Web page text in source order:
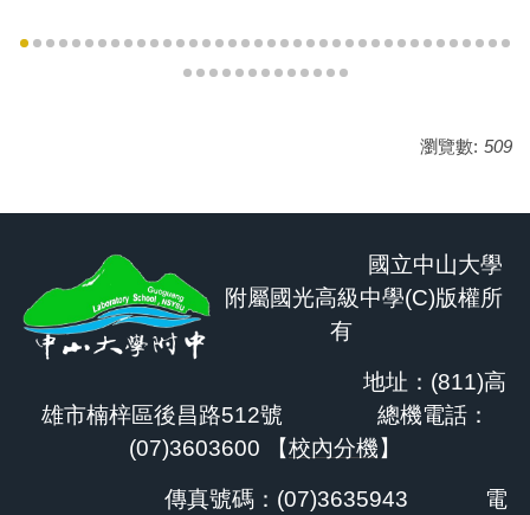
瀏覽數: 509
國立中山大學
附屬國光高級中學(C)版權所
有
地址：(811)高
雄市楠梓區後昌路512號 總機電話：
(07)3603600 【校內分機】
傳真號碼：(07)3635943 電